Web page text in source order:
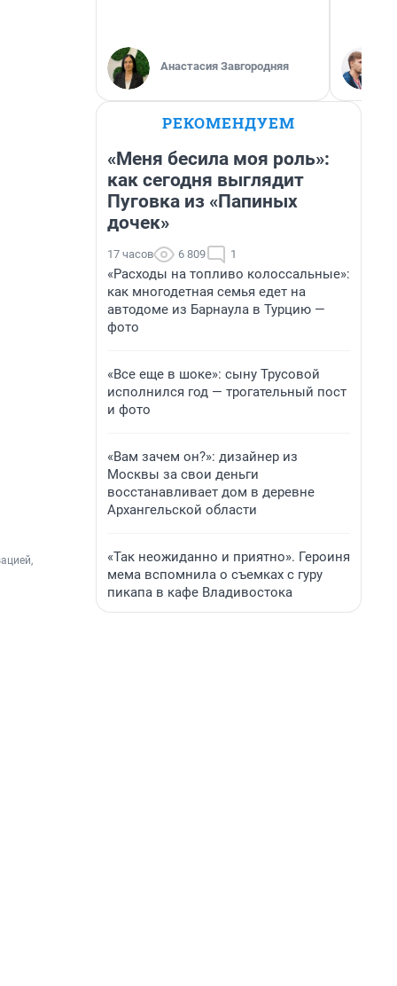
Анастасия Завгородняя
РЕКОМЕНДУЕМ
«Меня бесила моя роль»:
как сегодня выглядит
Пуговка из «Папиных
дочек»
17 часов 6 809 1
«Расходы на топливо колоссальные»:
как многодетная семья едет на
автодоме из Барнаула в Турцию —
фото
«Все еще в шоке»: сыну Трусовой
исполнился год — трогательный пост
и фото
«Вам зачем он?»: дизайнер из
Москвы за свои деньги
восстанавливает дом в деревне
Архангельской области
«Так неожиданно и приятно». Героиня
мема вспомнила о съемках с гуру
пикапа в кафе Владивостока